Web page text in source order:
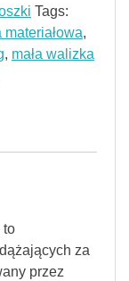
Tags:
,
, mała walizka
to
za
przez